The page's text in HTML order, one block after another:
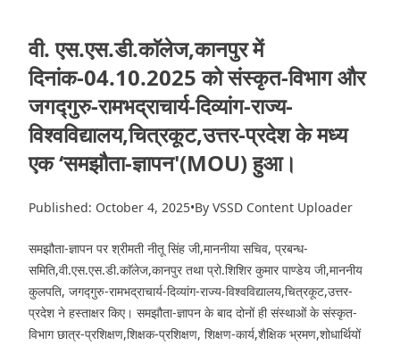
वी. एस.एस.डी.काॅलेज,कानपुर में
दिनांक-04.10.2025 को संस्कृत-विभाग और
जगद्गुरु-रामभद्राचार्य-दिव्यांग-राज्य-
विश्वविद्यालय,चित्रकूट,उत्तर-प्रदेश के मध्य
एक ‘समझौता-ज्ञापन'(MOU) हुआ।
Published: October 4, 2025•By VSSD Content Uploader
समझौता-ज्ञापन पर श्रीमती नीतू सिंह जी,माननीया सचिव, प्रबन्ध-
समिति,वी.एस.एस.डी.काॅलेज,कानपुर तथा प्रो.शिशिर कुमार पाण्डेय जी,माननीय
कुलपति, जगद्गुरु-रामभद्राचार्य-दिव्यांग-राज्य-विश्वविद्यालय,चित्रकूट,उत्तर-
प्रदेश ने हस्ताक्षर किए। समझौता-ज्ञापन के बाद दोनों ही संस्थाओं के संस्कृत-
विभाग छात्र-प्रशिक्षण,शिक्षक-प्रशिक्षण, शिक्षण-कार्य,शैक्षिक भ्रमण,शोधार्थियों